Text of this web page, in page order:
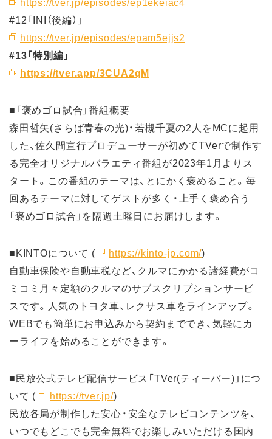
#12「INI（後編）」
https://tver.jp/episodes/epam5ejjs2
#13「特別編」
https://tver.app/3CUA2qM
■「褒めゴロ試合」番組概要
森田哲矢(さらば青春の光)・若槻千夏の2人をMCに起用
した、佐久間宣行プロデューサーが初めてTVerで制作す
る完全オリジナルバラエティ番組が2023年1月よりス
タート。この番組のテーマは、とにかく褒めること。毎
回あるテーマに対してゲストが多く・上手く褒め合う
「褒めゴロ試合」を隔週土曜日にお届けします。
■KINTOについて ( https://kinto-jp.com/)
自動車保険や自動車税など、クルマにかかる諸経費がコ
ミコミ月々定額のクルマのサブスクリプションサービ
スです。人気のトヨタ車、レクサス車をラインアップ。
WEBでも簡単にお申込みから契約まででき、気軽にカ
ーライフを始めることができます。
■民放公式テレビ配信サービス「TVer(ティーバー)」につ
いて (
https://tver.jp/)
民放各局が制作した安心・安全なテレビコンテンツを、
いつでもどこでも完全無料でお楽しみいただける国内